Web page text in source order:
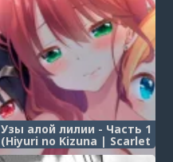
Узы алой лилии - Часть 1
(Hiyuri no Kizuna | Scarlet
Lily Bond Ch. 1)